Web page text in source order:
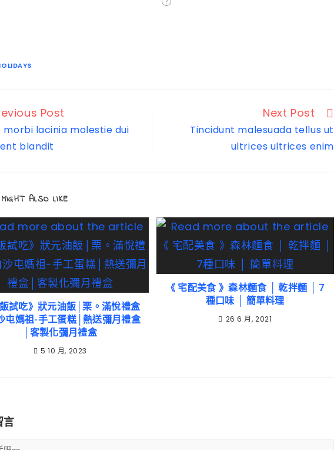
Post
morbi lacinia molestie dui
blandit
Next Post
Tincidunt malesuada tellus ut
ultrices ultrices enim
ALSO LIKE
飯試吃》狀元油飯│栗。滿悅禮盒
屯媽祖-手工蛋糕│熱送彌月禮盒
│客製化彌月禮盒
5 10 月, 2023
《 宅配美食 》森林麵食 │ 乾拌麵 │ 7
種口味 │ 簡單料理
26 6 月, 2021
言